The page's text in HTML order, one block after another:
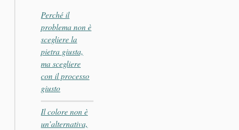
Perché il
problema non è
scegliere la
pietra giusta,
ma scegliere
con il processo
giusto
Il colore non è
un’alternativa,